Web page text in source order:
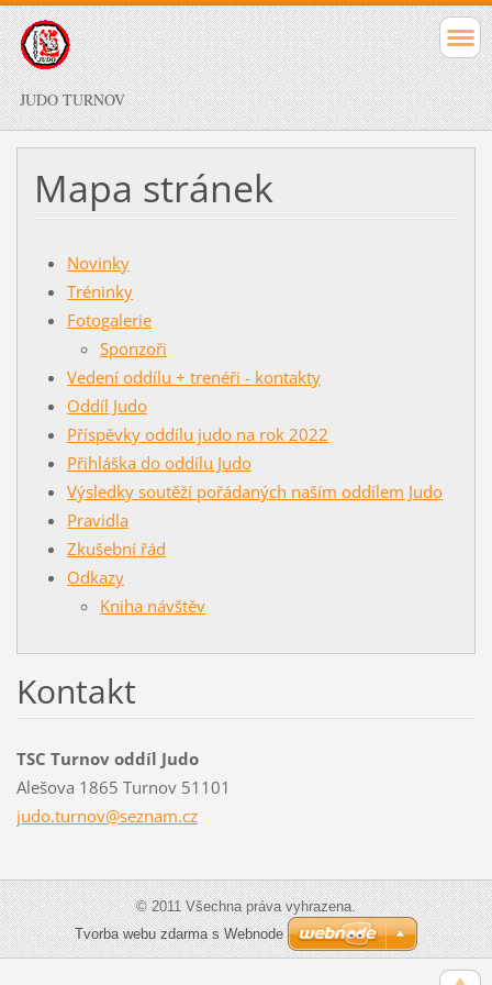
JUDO TURNOV
Mapa stránek
Novinky
Tréninky
Fotogalerie
Sponzoři
Vedení oddílu + trenéři - kontakty
Oddíl Judo
Příspěvky oddílu judo na rok 2022
Přihláška do oddílu Judo
Výsledky soutěží pořádaných naším oddílem Judo
Pravidla
Zkušební řád
Odkazy
Kniha návštěv
Kontakt
TSC Turnov oddíl Judo
Alešova 1865 Turnov 51101
judo.turnov@seznam.cz
© 2011 Všechna práva vyhrazena.
Tvorba webu zdarma s Webnode